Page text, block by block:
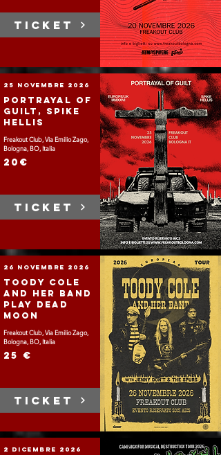
TICKET
25 novembre 2026
Portrayal of
Guilt, Spike
Hellis
Freakout Club, Via Emilio Zago,
Bologna, BO, Italia
20€
TICKET
26 novembre 2026
Toody Cole
and her band
play Dead
Moon
Freakout Club, Via Emilio Zago,
Bologna, BO, Italia
25 €
TICKET
2 dicembre 2026